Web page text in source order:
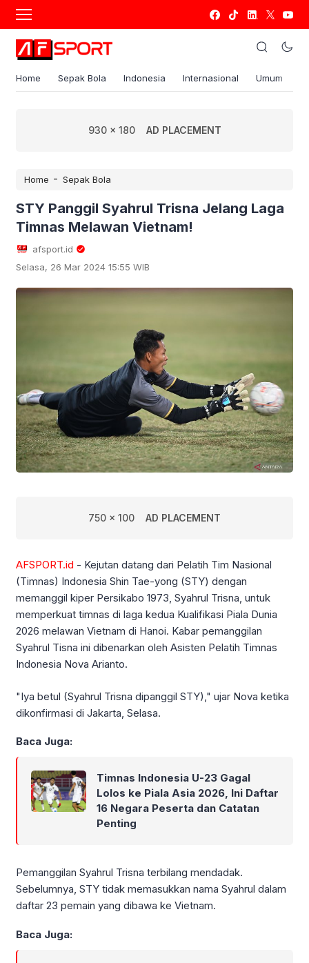
Home Sepak Bola Indonesia Internasional Umum
930 x 180 AD PLACEMENT
Home - Sepak Bola
STY Panggil Syahrul Trisna Jelang Laga
Timnas Melawan Vietnam!
afsport.id
Selasa, 26 Mar 2024 15:55 WIB
750 x 100 AD PLACEMENT
AFSPORT.id - Kejutan datang dari Pelatih Tim Nasional
(Timnas) Indonesia Shin Tae-yong (STY) dengan
memanggil kiper Persikabo 1973, Syahrul Trisna, untuk
memperkuat timnas di laga kedua Kualifikasi Piala Dunia
2026 melawan Vietnam di Hanoi. Kabar pemanggilan
Syahrul Tisna ini dibenarkan oleh Asisten Pelatih Timnas
Indonesia Nova Arianto.
"Iya betul (Syahrul Trisna dipanggil STY)," ujar Nova ketika
dikonfirmasi di Jakarta, Selasa.
Baca Juga:
Timnas Indonesia U-23 Gagal
Lolos ke Piala Asia 2026, Ini Daftar
16 Negara Peserta dan Catatan
Penting
Pemanggilan Syahrul Trisna terbilang mendadak.
Sebelumnya, STY tidak memasukkan nama Syahrul dalam
daftar 23 pemain yang dibawa ke Vietnam.
Baca Juga: